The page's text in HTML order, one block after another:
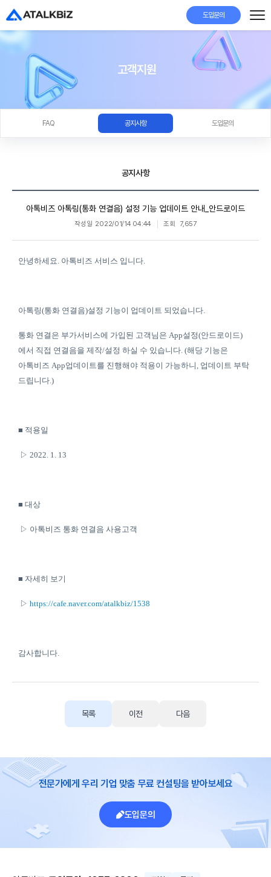
도입문의
고객지원
FAQ 공지사항 도입문의
공지사항
아톡비즈 아톡링(통화 연결음) 설정 기능 업데이트 안내_안드로이드
작성일 2022/01/14 04:44 조회 7,657
안녕하세요. 아톡비즈 서비스 입니다.
아톡링(통화 연결음)설정 기능이 업데이트 되었습니다.
통화 연결은 부가서비스에 가입된 고객님은 App설정(안드로이드)
에서 직접 연결음을 제작/설정 하실 수 있습니다. (해당 기능은
아톡비즈 App업데이트를 진행해야 적용이 가능하니, 업데이트 부탁
드립니다.)
■ 적용일
▷ 2022. 1. 13
■ 대상
▷ 아톡비즈 통화 연결음 사용고객
■ 자세히 보기
▷ https://cafe.naver.com/atalkbiz/1538
감사합니다.
목록 이전 다음
전문가에게 우리 기업 맞춤 무료 컨설팅을 받아보세요
도입문의